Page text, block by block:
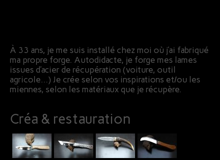
À 33 ans, je me suis installé chez moi où j’ai fabriqué
ma propre forge. Autodidacte, je forge mes lames
issues d’acier de récupération (voiture, outil
agricole…) Je crée selon vos inspirations et/ou les
miennes, selon les matériaux que je récupère.
Créa & restauration